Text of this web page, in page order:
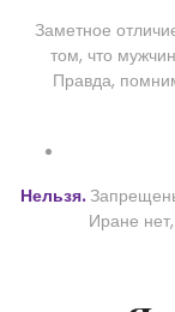
Заметное
том, что
Правда,
Нельзя.
Иране